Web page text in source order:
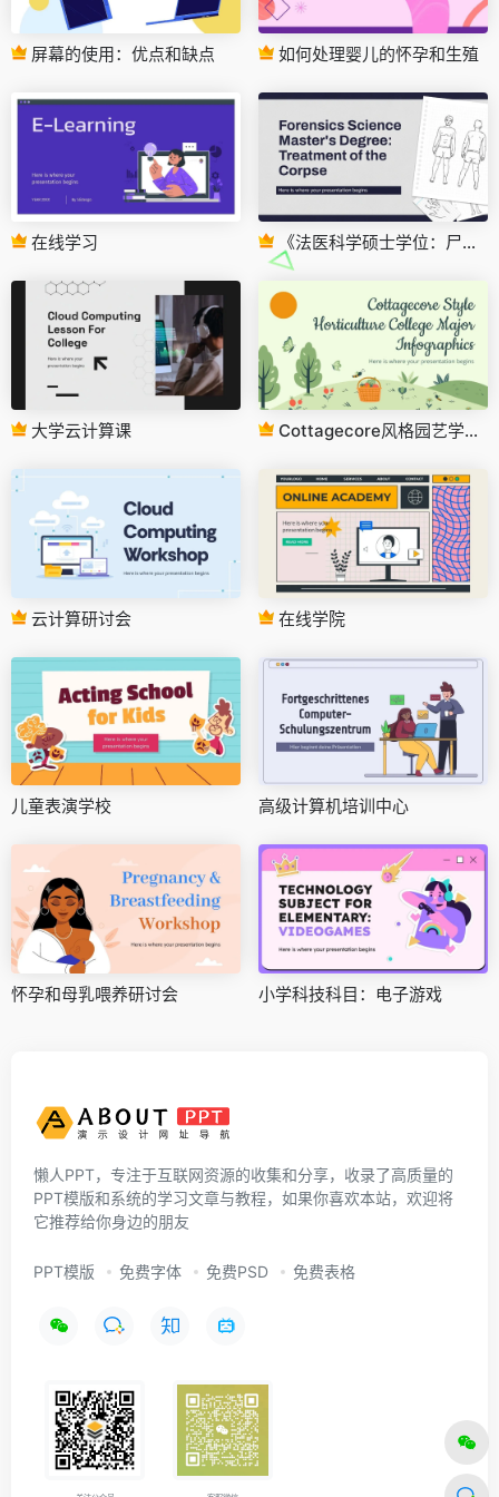
屏幕的使用：优点和缺点 如何处理婴儿的怀孕和生殖
在线学习 《法医科学硕士学位：尸体的处理》
大学云计算课 Cottagecore风格园艺学院专业信息图表
云计算研讨会 在线学院
儿童表演学校 高级计算机培训中心
怀孕和母乳喂养研讨会 小学科技科目：电子游戏
懒人PPT，专注于互联网资源的收集和分享，收录了高质量的
PPT模版和系统的学习文章与教程，如果你喜欢本站，欢迎将
它推荐给你身边的朋友
PPT模版 免费字体 免费PSD 免费表格